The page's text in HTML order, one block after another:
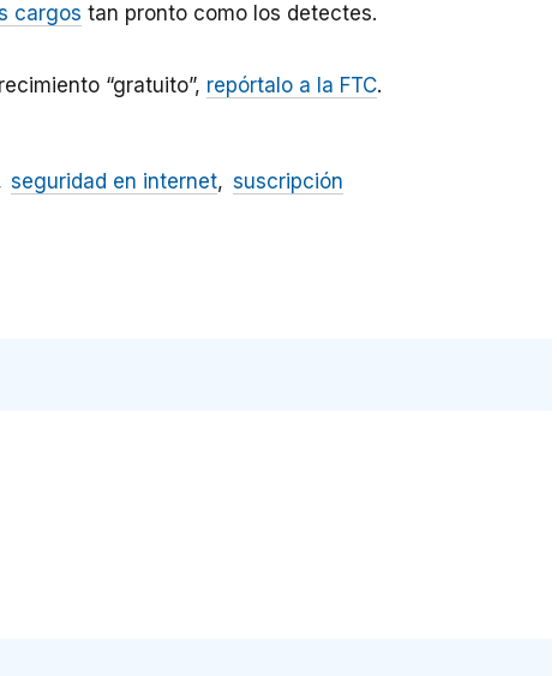
cargos tan pronto como los detectes.
“gratuito”, repórtalo a la FTC.
seguridad en internet suscripción